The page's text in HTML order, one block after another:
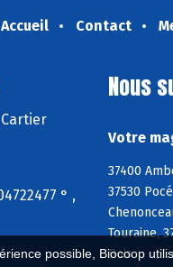
possible, Biocoop
Accueil Contact
° ,
Nous
Votre
37400
37530
Touraine,
Bois